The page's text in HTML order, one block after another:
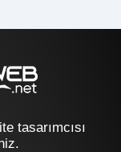
tasarımcısı